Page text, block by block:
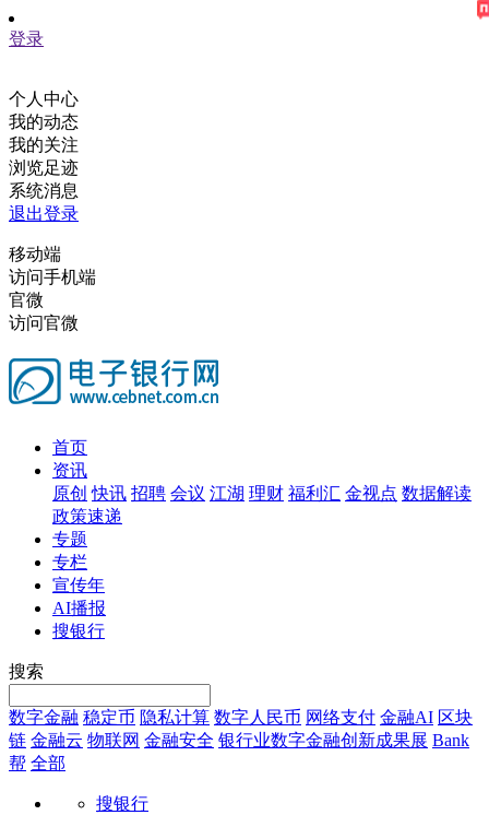
登录
个人中心
我的动态
我的关注
浏览足迹
系统消息
退出登录
移动端
访问手机端
官微
访问官微
首页
资讯
原创 快讯 招聘 会议 江湖 理财 福利汇 金视点 数据解读
政策速递
专题
专栏
宣传年
AI播报
搜银行
搜索
数字金融 稳定币 隐私计算 数字人民币 网络支付 金融AI 区块
链 金融云 物联网 金融安全 银行业数字金融创新成果展 Bank
帮 全部
搜银行